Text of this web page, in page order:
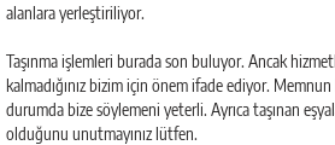
alanlara yerleştiriliyor.
Taşınma işlemleri burada son buluyor. Ancak
kalmadığınız bizim için önem ifade ediyor. Memnun
durumda bize söylemeni yeterli. Ayrıca taşınan
olduğunu unutmayınız lütfen.